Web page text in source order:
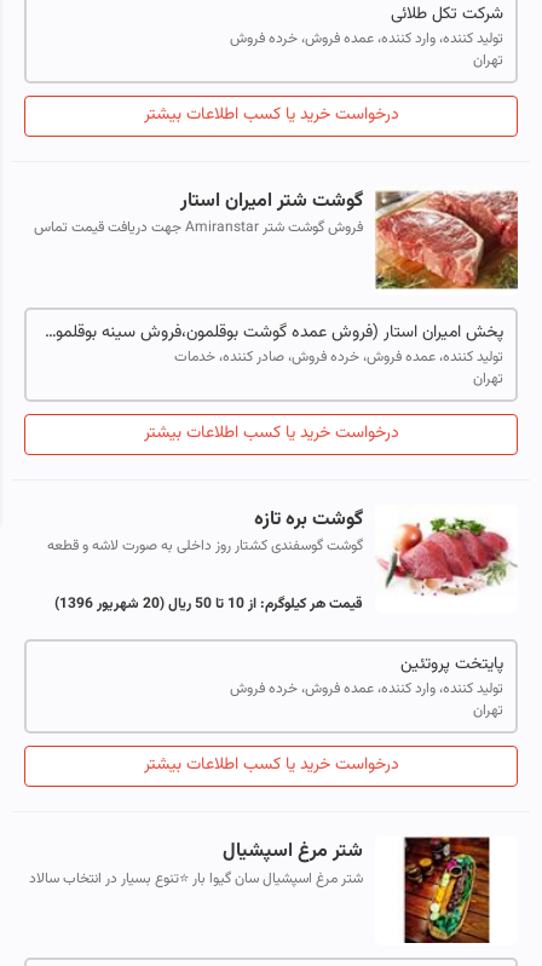
شرکت تکل طلائی
تولید کننده، وارد کننده، عمده فروش، خرده فروش
تهران
درخواست خرید یا کسب اطلاعات بیشتر
گوشت شتر امیران استار
فروش گوشت شتر Amiranstar جهت دریافت قیمت تماس
پخش امیران استار (فروش عمده گوشت بوقلمون،فروش سینه بوقلمون،فروش سینه بوقلمون،تولید کننده سینه بوقلمون،فروش گوشت شترمرغ،فروش تخم شترمرغ فروش گوشت مرغ)
تولید کننده، عمده فروش، خرده فروش، صادر کننده، خدمات
تهران
درخواست خرید یا کسب اطلاعات بیشتر
گوشت بره تازه
گوشت گوسفندی کشتار روز داخلی به صورت لاشه و قطعه
قیمت هر کیلوگرم:از 10 تا 50 ریال (20 شهریور 1396)
پایتخت پروتئین
تولید کننده، وارد کننده، عمده فروش، خرده فروش
تهران
درخواست خرید یا کسب اطلاعات بیشتر
شتر مرغ اسپشیال
شتر مرغ اسپشیال سان گیوا بار ⭐️تنوع بسیار در انتخاب سالاد